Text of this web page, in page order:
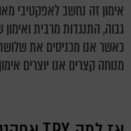
אימון זה נחשב לאפקטיבי
גבוה, התנגדות מרבית ואימון
כאשר אנו מכניסים את
מנוחה קצרים אנו יוצרים